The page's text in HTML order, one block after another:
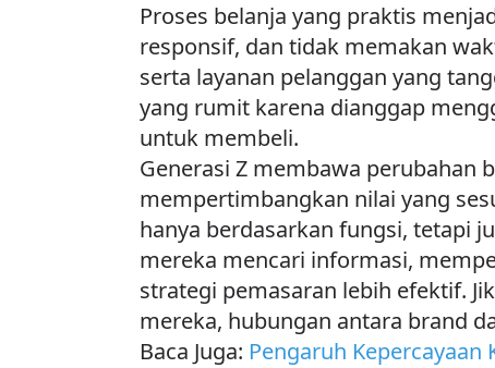
Proses belanja yang praktis
responsif, dan tidak memakan
serta layanan pelanggan yang
yang rumit karena dianggap
untuk membeli.
Generasi Z membawa perubahan
mempertimbangkan nilai yang
hanya berdasarkan fungsi, tetapi
mereka mencari informasi,
strategi pemasaran lebih efektif.
mereka, hubungan antara brand
Baca Juga: Pengaruh